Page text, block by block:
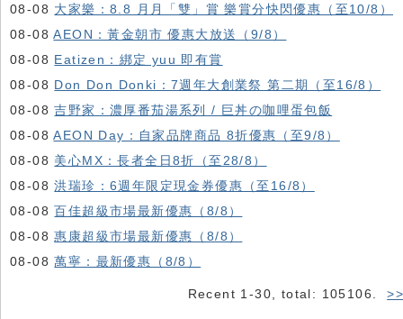
08-08 大家樂：8.8 月月「雙」賞 樂賞分快閃優惠（至10/8）
08-08AEON：黃金朝市 優惠大放送（9/8）
08-08 Eatizen：綁定 yuu 即有賞
08-08 Don Don Donki：7週年大創業祭 第二期（至16/8）
08-08吉野家：濃厚番茄湯系列 / 巨丼の咖哩蛋包飯
08-08AEON Day：自家品牌商品 8折優惠（至9/8）
08-08 美心MX：長者全日8折（至28/8）
08-08洪瑞珍：6週年限定現金券優惠（至16/8）
08-08百佳超級市場最新優惠（8/8）
08-08惠康超級市場最新優惠（8/8）
08-08萬寧：最新優惠（8/8）
Recent 1-30, total: 105106.>>